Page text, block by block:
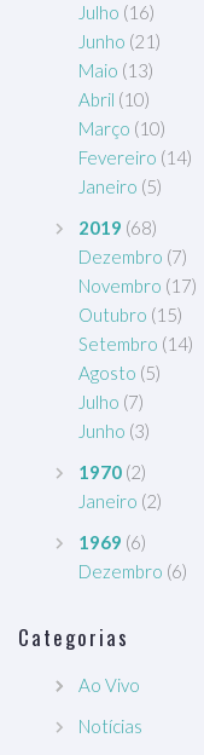
Julho (16)
Junho (21)
Maio (13)
Abril (10)
Março (10)
Fevereiro (14)
Janeiro (5)
2019 (68)
Dezembro (7)
Novembro (17)
Outubro (15)
Setembro (14)
Agosto (5)
Julho (7)
Junho (3)
1970 (2)
Janeiro (2)
1969 (6)
Dezembro (6)
Categorias
Ao Vivo
Notícias